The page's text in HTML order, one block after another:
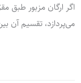
اگر ارگان مزبور طبق
می‌پردازد، تقسیم آن